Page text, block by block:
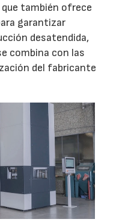
también ofrece
garantizar
desatendida,
combina con las
del fabricante